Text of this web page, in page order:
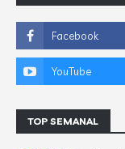
TOP SEMANAL